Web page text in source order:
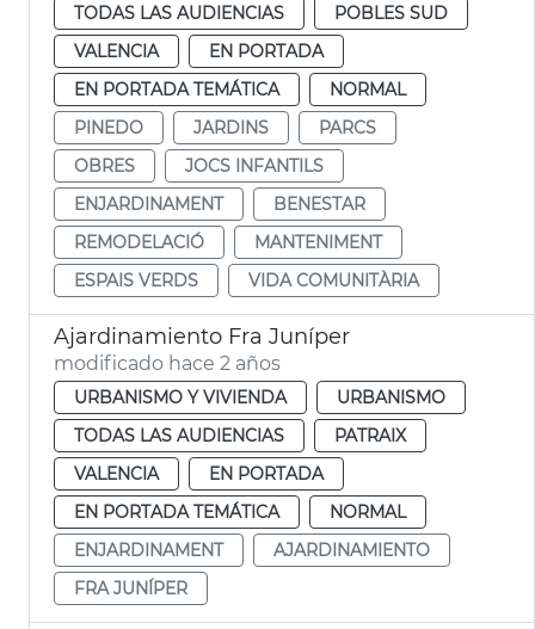
TODAS LAS AUDIENCIAS
POBLES SUD
VALENCIA
EN PORTADA
EN PORTADA TEMÁTICA
NORMAL
PINEDO
JARDINS
PARCS
OBRES
JOCS INFANTILS
ENJARDINAMENT
BENESTAR
REMODELACIÓ
MANTENIMENT
ESPAIS VERDS
VIDA COMUNITÀRIA
Ajardinamiento Fra Juníper
modificado hace 2 años
URBANISMO Y VIVIENDA
URBANISMO
TODAS LAS AUDIENCIAS
PATRAIX
VALENCIA
EN PORTADA
EN PORTADA TEMÁTICA
NORMAL
ENJARDINAMENT
AJARDINAMIENTO
FRA JUNÍPER